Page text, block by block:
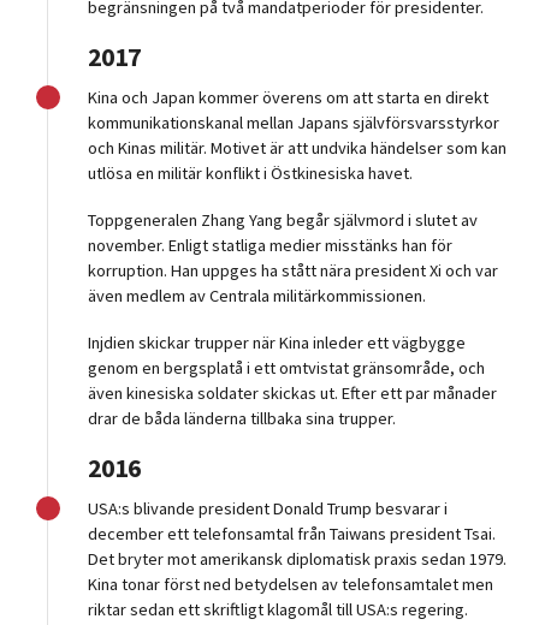
begränsningen på två mandatperioder för presidenter.
2017
Kina och Japan kommer överens om att starta en direkt
kommunikationskanal mellan Japans självförsvarsstyrkor
och Kinas militär. Motivet är att undvika händelser som kan
utlösa en militär konflikt i Östkinesiska havet.
Toppgeneralen Zhang Yang begår självmord i slutet av
november. Enligt statliga medier misstänks han för
korruption. Han uppges ha stått nära president Xi och var
även medlem av Centrala militärkommissionen.
Injdien skickar trupper när Kina inleder ett vägbygge
genom en bergsplatå i ett omtvistat gränsområde, och
även kinesiska soldater skickas ut. Efter ett par månader
drar de båda länderna tillbaka sina trupper.
2016
USA:s blivande president Donald Trump besvarar i
december ett telefonsamtal från Taiwans president Tsai.
Det bryter mot amerikansk diplomatisk praxis sedan 1979.
Kina tonar först ned betydelsen av telefonsamtalet men
riktar sedan ett skriftligt klagomål till USA:s regering.